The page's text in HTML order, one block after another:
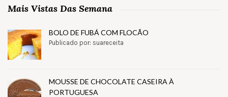
Mais Vistas Das Semana
BOLO DE FUBÁ COM FLOCÃO
Publicado por: suareceita
MOUSSE DE CHOCOLATE CASEIRA À
PORTUGUESA